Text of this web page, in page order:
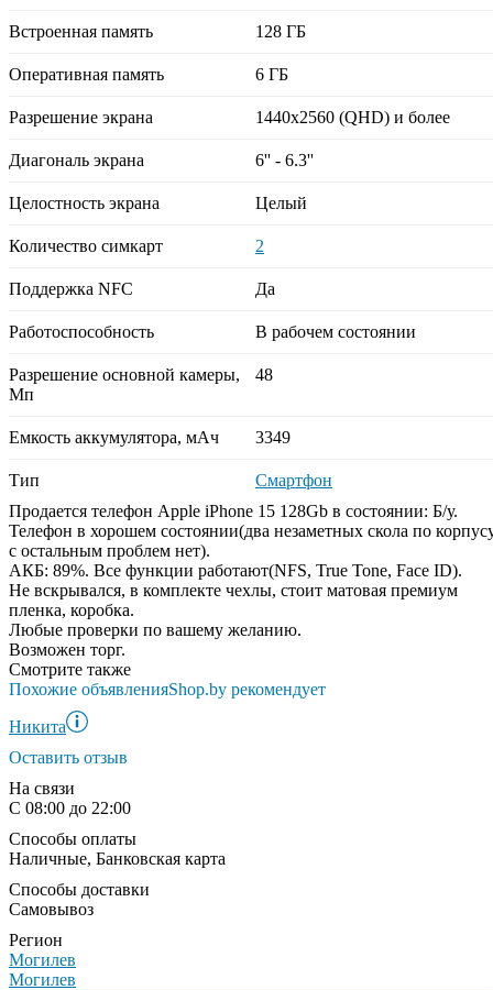
Встроенная память 128 ГБ
Оперативная память 6 ГБ
Разрешение экрана 1440x2560 (QHD) и более
Диагональ экрана 6'' - 6.3''
Целостность экрана Целый
Количество симкарт 2
Поддержка NFC Да
Работоспособность В рабочем состоянии
Разрешение основной камеры,
Мп
48
Емкость аккумулятора, мАч 3349
Тип
Смартфон
Продается телефон Apple iPhone 15 128Gb в состоянии: Б/у.
Телефон в хорошем состоянии(два незаметных скола по
с остальным проблем нет).
АКБ: 89%. Все функции работают(NFS, True Tone, Face ID).
Не вскрывался, в комплекте чехлы, стоит матовая премиум
пленка, коробка.
Любые проверки по вашему желанию.
Возможен торг.
Смотрите также
Похожие объявленияShop.by рекомендует
Никита
Оставить отзыв
На связи
С 08:00 до 22:00
Способы оплаты
Наличные, Банковская карта
Способы доставки
Самовывоз
Регион
Могилев
Могилев